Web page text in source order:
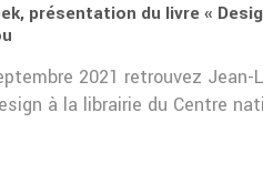
présentation du livre «
2021 retrouvez
à la librairie du Centre